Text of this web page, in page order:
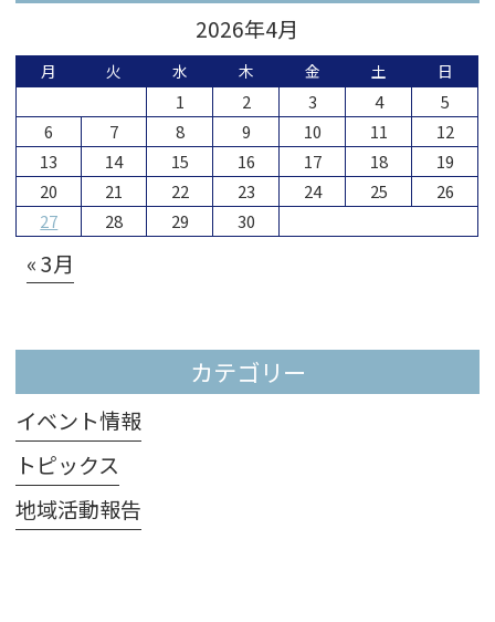
2026年4月
月 火 水 木 金 土 日
1 2 3 4
5
6
7 8 9 10 11
12
13
14 15 16 17 18
19
20
21 22 23 24 25
26
27
28 29 30
« 3月
カテゴリー
イベント情報
トピックス
地域活動報告